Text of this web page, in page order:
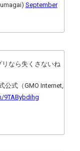
September
なら失くさないね
公式（GMO Internet,
9TABybdihg